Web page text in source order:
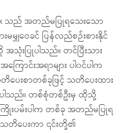
သည် အတည်မပြုရသေးသော
မမျှဝေခင် ပြန်လည်စဉ်းစားနိုင်
အသုံးပြုပါသည်။ တင်ပြီးသား
ာင်းအရာများ ပါ၀င်ပါက
ပေးစာတစ်ခုဖြင့် သတိပေးထား
ပါသည်။ တစ်စုံတစ်ဦးမှ ထိုသို့
းပမ်းပါက တစ်ခု အတည်မပြုရ
သတိပေးကာ ၎င်းတို့၏